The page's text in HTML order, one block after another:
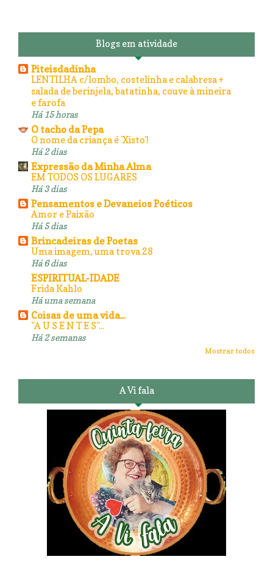
Blogs em atividade
Piteisdadinha
LENTILHA c/lombo, costelinha e calabresa +
salada de berinjela, batatinha, couve à mineira
e farofa
Há 15 horas
O tacho da Pepa
O nome da criança é 'Xisto'!
Há 2 dias
Expressão da Minha Alma
EM TODOS OS LUGARES
Há 3 dias
Pensamentos e Devaneios Poéticos
Amor e Paixão
Há 5 dias
Brincadeiras de Poetas
Uma imagem, uma trova 28
Há 6 dias
ESPIRITUAL-IDADE
Frida Kahlo
Há uma semana
Coisas de uma vida...
"A U S E N T E S"...
Há 2 semanas
Mostrar todos
A Vi fala